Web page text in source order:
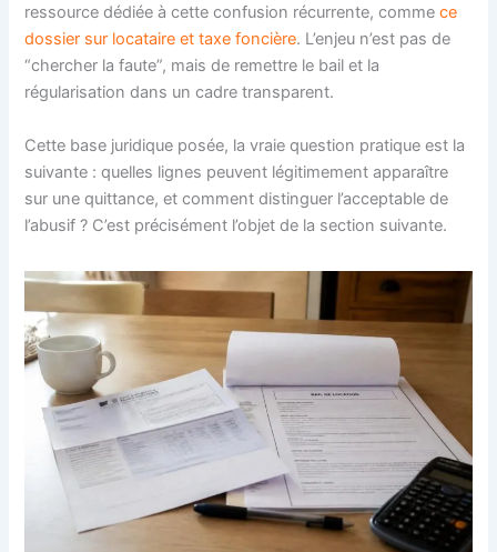
ressource dédiée à cette confusion récurrente, commece
dossier sur locataire et taxe foncière. L’enjeu n’est pas de
“chercher la faute”, mais de remettre le bail et la
régularisation dans un cadre transparent.
Cette base juridique posée, la vraie question pratique est la
suivante : quelles lignes peuvent légitimement apparaître
sur une quittance, et comment distinguer l’acceptable de
l’abusif ? C’est précisément l’objet de la section suivante.